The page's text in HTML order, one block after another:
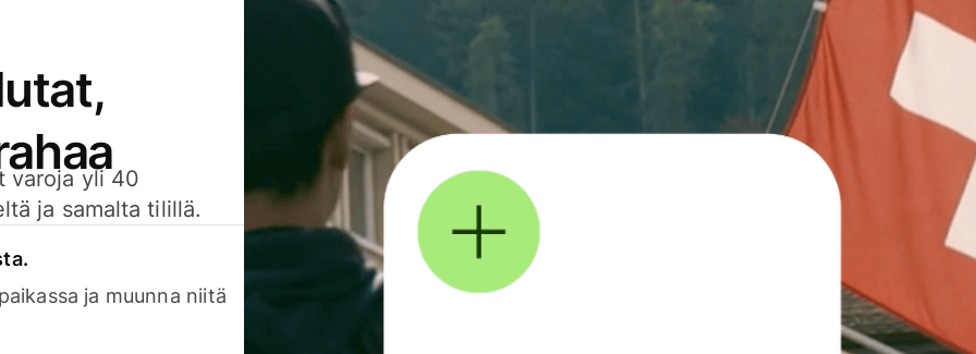
varoja yli 40
ja samalta tilillä.
ja muunna niitä